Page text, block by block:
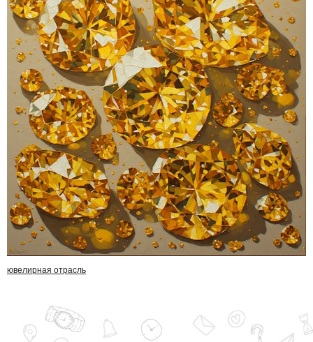
ювелирная отрасль